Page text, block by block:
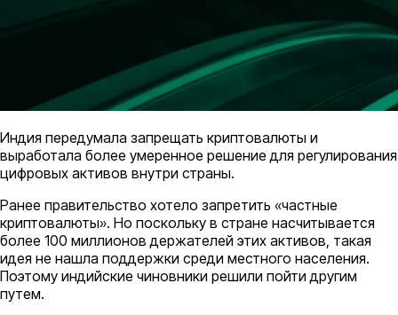
Индия передумала запрещать криптовалюты и
выработала более умеренное решение для регулирования
цифровых активов внутри страны.
Ранее правительство хотело запретить «частные
криптовалюты». Но поскольку в стране насчитывается
более 100 миллионов держателей этих активов, такая
идея не нашла поддержки среди местного населения.
Поэтому индийские чиновники решили пойти другим
путем.